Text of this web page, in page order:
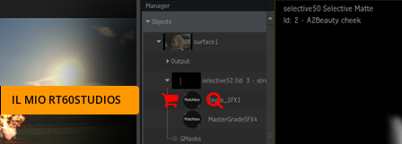
IL MIO RT60STUDIOS